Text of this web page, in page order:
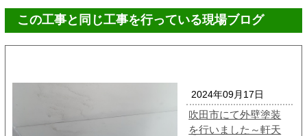
この工事と同じ工事を行っている現場ブログ
2024年09月17日
吹田市にて外壁塗装
を行いました～軒天